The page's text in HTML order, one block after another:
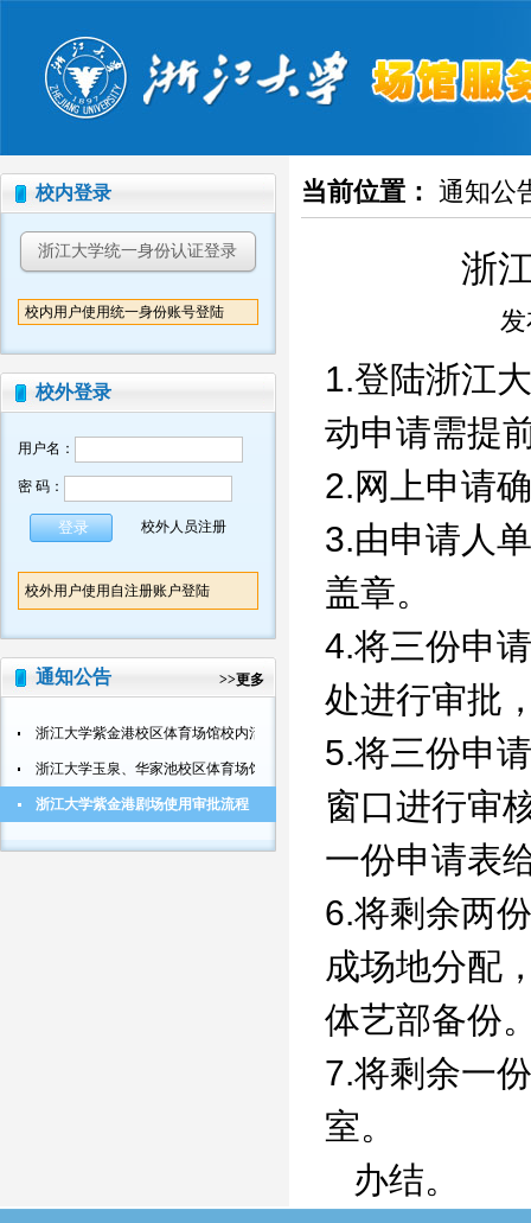
校内登录
浙江大学统一身份认证登录
校内用户使用统一身份账号登陆
校外登录
用户名：
密 码：
校外人员注册
校外用户使用自注册账户登陆
通知公告 >>更多
浙江大学紫金港校区体育场馆校内活动使用审批流程
浙江大学玉泉、华家池校区体育场馆校内活动使用审批流程
浙江大学紫金港剧场使用审批流程
当前位置： 通知公
浙
1.登陆浙江
动申请需提
2.网上申请
3.由申请人
盖章。
4.将三份申
处进行审批
5.将三份申
窗口进行审
一份申请表
6.将剩余两
成场地分配
体艺部备份
7.将剩余一
室。
办结。